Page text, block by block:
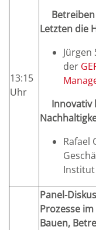
13:15
Uhr
Letzten die
der
Innovativ
Rafael
Institut
Panel-
Prozesse
Bauen,